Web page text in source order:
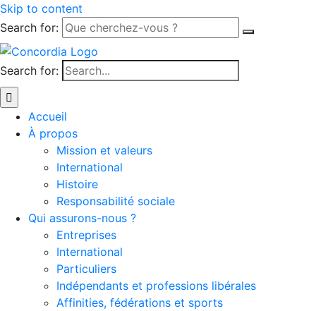
Skip to content
Search for:
Search for:
Accueil
À propos
Mission et valeurs
International
Histoire
Responsabilité sociale
Qui assurons-nous ?
Entreprises
International
Particuliers
Indépendants et professions libérales
Affinities, fédérations et sports